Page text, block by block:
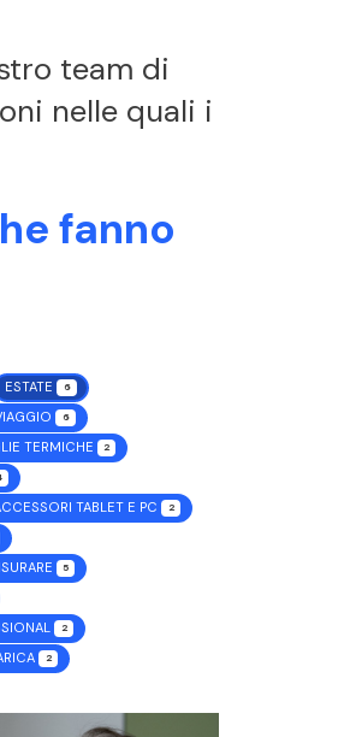
team di
nelle quali i
fanno
ESTATE 6
6
TERMICHE 2
TABLET E PC 2
5
2
2